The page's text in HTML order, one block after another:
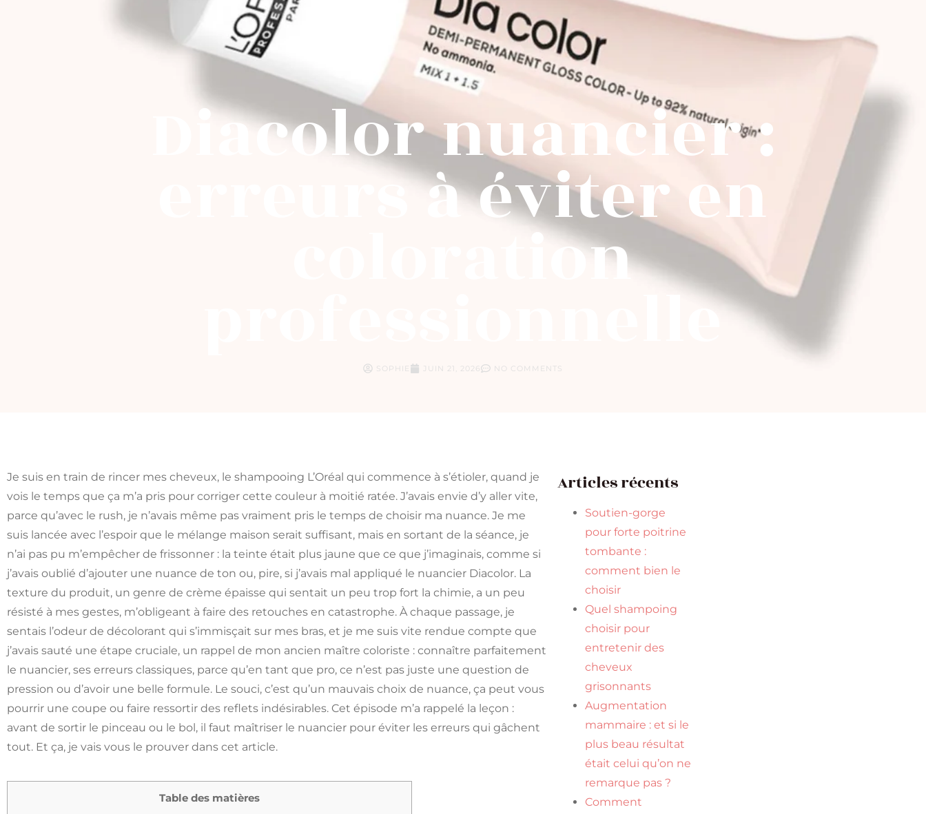
Diacolor nuancier :
erreurs à éviter en
coloration
professionnelle
SOPHIE JUIN 21, 2026 NO COMMENTS
Je suis en train de rincer mes cheveux, le shampooing L’Oréal qui commence à s’étioler, quand je
vois le temps que ça m’a pris pour corriger cette couleur à moitié ratée. J’avais envie d’y aller vite,
parce qu’avec le rush, je n’avais même pas vraiment pris le temps de choisir ma nuance. Je me
suis lancée avec l’espoir que le mélange maison serait suffisant, mais en sortant de la séance, je
n’ai pas pu m’empêcher de frissonner : la teinte était plus jaune que ce que j’imaginais, comme si
j’avais oublié d’ajouter une nuance de ton ou, pire, si j’avais mal appliqué le nuancier Diacolor. La
texture du produit, un genre de crème épaisse qui sentait un peu trop fort la chimie, a un peu
résisté à mes gestes, m’obligeant à faire des retouches en catastrophe. À chaque passage, je
sentais l’odeur de décolorant qui s’immisçait sur mes bras, et je me suis vite rendue compte que
j’avais sauté une étape cruciale, un rappel de mon ancien maître coloriste : connaître parfaitement
le nuancier, ses erreurs classiques, parce qu’en tant que pro, ce n’est pas juste une question de
pression ou d’avoir une belle formule. Le souci, c’est qu’un mauvais choix de nuance, ça peut vous
pourrir une coupe ou faire ressortir des reflets indésirables. Cet épisode m’a rappelé la leçon :
avant de sortir le pinceau ou le bol, il faut maîtriser le nuancier pour éviter les erreurs qui gâchent
tout. Et ça, je vais vous le prouver dans cet article.
Table des matières
Articles récents
Soutien-gorge
pour forte poitrine
tombante :
comment bien le
choisir
Quel shampoing
choisir pour
entretenir des
cheveux
grisonnants
Augmentation
mammaire : et si le
plus beau résultat
était celui qu’on ne
remarque pas ?
Comment